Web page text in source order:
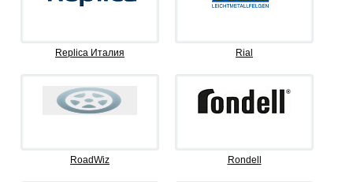
Replica Италия Rial
RoadWiz Rondell